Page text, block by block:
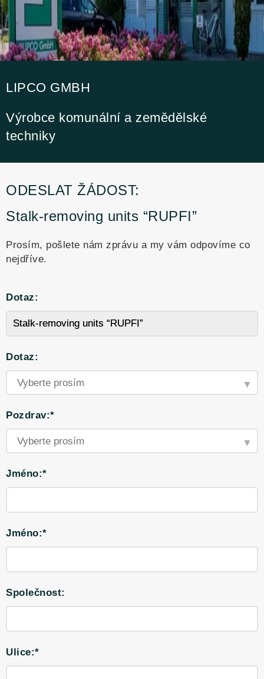
LIPCO GMBH
Výrobce komunální a zemědělské
techniky
ODESLAT ŽÁDOST:
Stalk-removing units “RUPFI”
Prosím, pošlete nám zprávu a my vám odpovíme co
nejdříve.
Dotaz:
Dotaz:
Pozdrav:*
Jméno:*
Jméno:*
Společnost:
Ulice:*